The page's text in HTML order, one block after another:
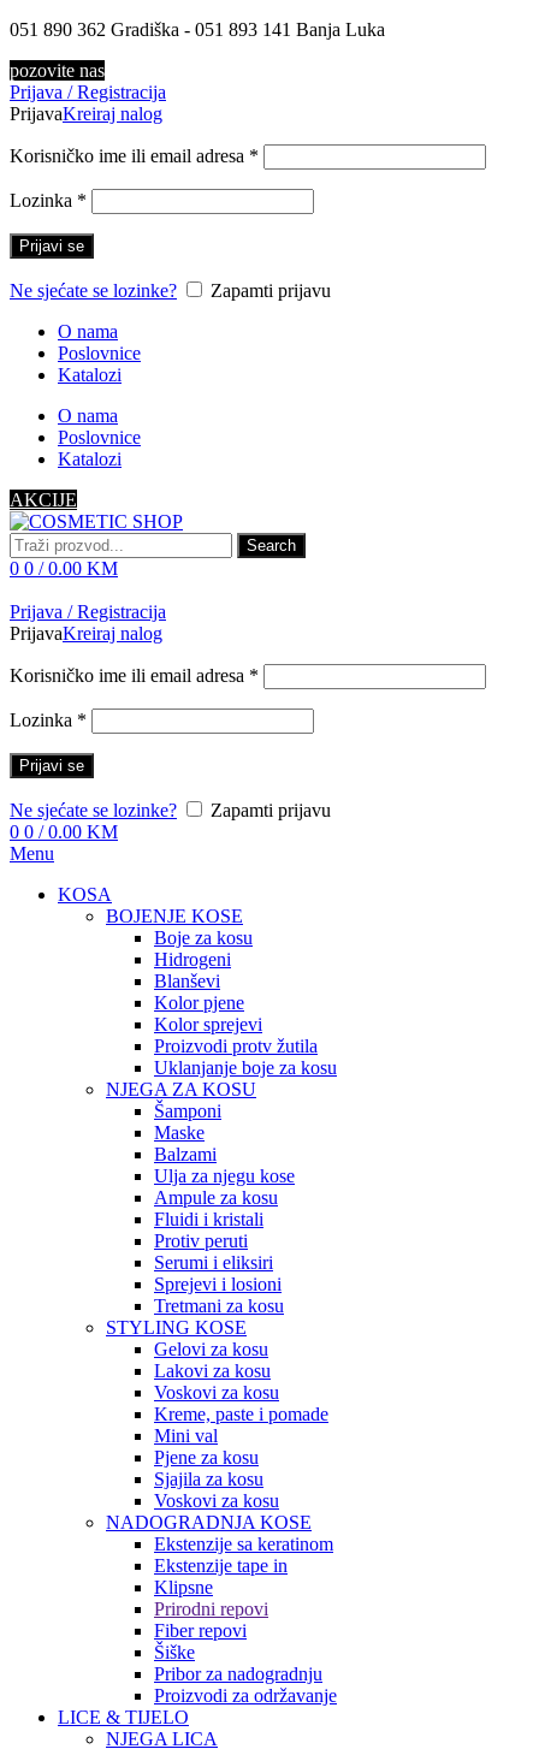
051 890 362 Gradiška - 051 893 141 Banja Luka
pozovite nas
Prijava / Registracija
PrijavaKreiraj nalog
Korisničko ime ili email adresa *
Lozinka *
Prijavi se
Ne sjećate se lozinke?
Zapamti prijavu
O nama
Poslovnice
Katalozi
O nama
Poslovnice
Katalozi
AKCIJE
Search
0 0 / 0.00 KM
Prijava / Registracija
PrijavaKreiraj nalog
Korisničko ime ili email adresa *
Lozinka *
Prijavi se
Ne sjećate se lozinke?
Zapamti prijavu
0 0 / 0.00 KM
Menu
KOSA
BOJENJE KOSE
Boje za kosu
Hidrogeni
Blanševi
Kolor pjene
Kolor sprejevi
Proizvodi protv žutila
Uklanjanje boje za kosu
NJEGA ZA KOSU
Šamponi
Maske
Balzami
Ulja za njegu kose
Ampule za kosu
Fluidi i kristali
Protiv peruti
Serumi i eliksiri
Sprejevi i losioni
Tretmani za kosu
STYLING KOSE
Gelovi za kosu
Lakovi za kosu
Voskovi za kosu
Kreme, paste i pomade
Mini val
Pjene za kosu
Sjajila za kosu
Voskovi za kosu
NADOGRADNJA KOSE
Ekstenzije sa keratinom
Ekstenzije tape in
Klipsne
Prirodni repovi
Fiber repovi
Šiške
Pribor za nadogradnju
Proizvodi za održavanje
LICE & TIJELO
NJEGA LICA